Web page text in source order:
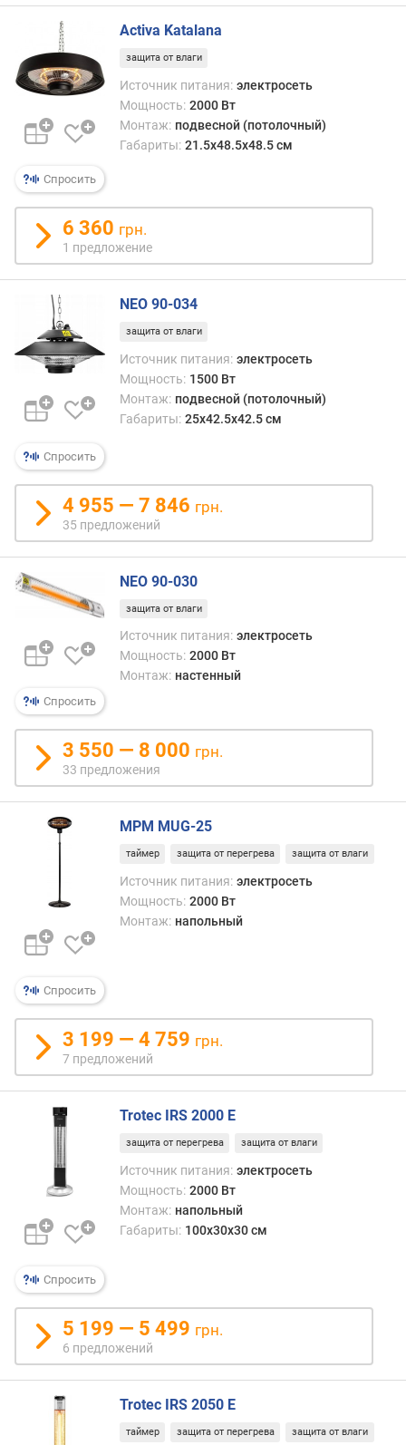
о
х
к
е
ш
в
о
з
ы
в
м
о
д
а
т
е
д
о
б
в
л
н
и
я
п
о
к
о
е
т
в
п
р
е
д
л
о
ж
й
м
к
м
л
Спросить
Activa Katalana
защита от влаги
Источник питания: электросеть
Мощность: 2000 Вт
Монтаж: подвесной (потолочный)
Габариты: 21.5x48.5x48.5 см
6 360 грн.
1 предложение
Спросить
NEO 90-034
защита от влаги
Источник питания: электросеть
Мощность: 1500 Вт
Монтаж: подвесной (потолочный)
Габариты: 25x42.5x42.5 см
4 955 — 7 846 грн.
35 предложений
Спросить
NEO 90-030
защита от влаги
Источник питания: электросеть
Мощность: 2000 Вт
Монтаж: настенный
3 550 — 8 000 грн.
33 предложения
Спросить
MPM MUG-25
таймер защита от перегрева защита от влаги
Источник питания: электросеть
Мощность: 2000 Вт
Монтаж: напольный
3 199 — 4 759 грн.
7 предложений
Спросить
Trotec IRS 2000 E
защита от перегрева защита от влаги
Источник питания: электросеть
Мощность: 2000 Вт
Монтаж: напольный
Габариты: 100x30x30 см
5 199 — 5 499 грн.
6 предложений
Trotec IRS 2050 E
таймер защита от перегрева защита от влаги